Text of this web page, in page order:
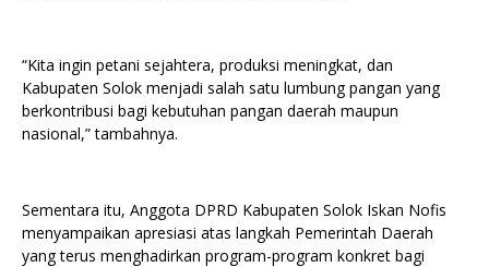
“Kita ingin petani sejahtera, produksi meningkat, dan
Kabupaten Solok menjadi salah satu lumbung pangan yang
berkontribusi bagi kebutuhan pangan daerah maupun
nasional,” tambahnya.
Sementara itu, Anggota DPRD Kabupaten Solok Iskan Nofis
menyampaikan apresiasi atas langkah Pemerintah Daerah
yang terus menghadirkan program-program konkret bagi